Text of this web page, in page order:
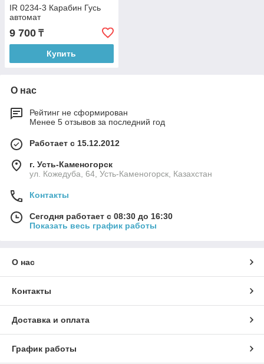
IR 0234-3 Карабин Гусь
автомат
9 700 ₸
Купить
О нас
Рейтинг не сформирован
Менее 5 отзывов за последний год
Работает с 15.12.2012
г. Усть-Каменогорск
ул. Кожедуба, 64, Усть-Каменогорск, Казахстан
Контакты
Сегодня работает с 08:30 до 16:30
Показать весь график работы
О нас
Контакты
Доставка и оплата
График работы